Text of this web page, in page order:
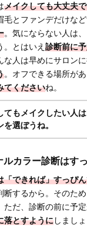
メイクしても大丈夫
毛とファンデだけな
。気にならない人は
。とはいえ 診断前に
な人は早めにサロンに
。オフできる場所が
てくださいね。
てもメイクしたい人
を選ぼうね。
ルカラー診断はす
「できれば」すっぴ
するから。そのため
ただ、診断の前に予
落とすようにしまし